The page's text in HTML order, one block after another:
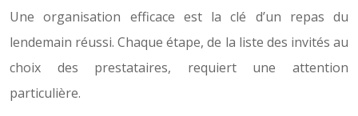
Une organisation efficace est la clé d’un repas du
lendemain réussi. Chaque étape, de la liste des invités au
choix des prestataires, requiert une attention
particulière.